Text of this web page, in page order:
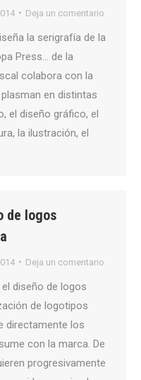
Deja un comentario
la serigrafía de la
Press… de la
colabora con la
en distintas
el diseño gráfico, el
la ilustración, el
de logos
Deja un comentario
diseño de logos
de logotipos
directamente los
con la marca. De
progresivamente